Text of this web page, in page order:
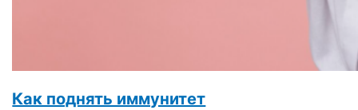
Как поднять иммунитет